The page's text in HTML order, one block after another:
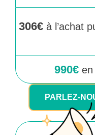
306€ à l’achat
990€
PARLEZ-